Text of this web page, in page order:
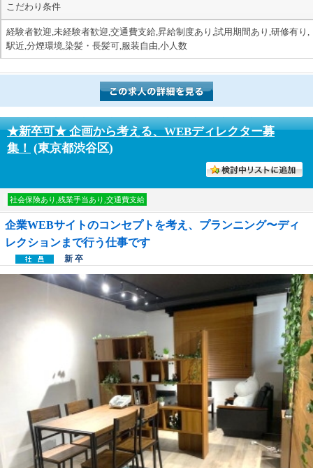
こだわり条件
経験者歓迎,未経験者歓迎,交通費支給,昇給制度あり,試用期間あり,研修有り,
駅近,分煙環境,染髪・長髪可,服装自由,小人数
★新卒可★ 企画から考える、WEBディレクター募
集！ (東京都渋谷区)
社会保険あり,残業手当あり,交通費支給
企業WEBサイトのコンセプトを考え、プランニング〜ディ
レクションまで行う仕事です
新 卒